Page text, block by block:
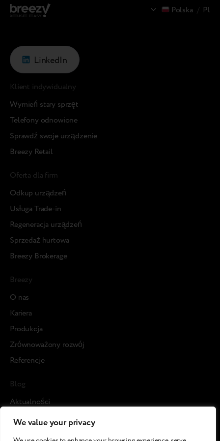
We value your privacy
Polska / Pl
LinkedIn
Klient indywidualny
Wymień stary sprzęt
Telefony odnowione
Sprawdź swoje urządzenie
Breezy Retail
Oferta dla firm
Odkup urządzeń
Usługa Trade-in
Regeneracja urządzeń
Sprzedaż hurtowa
Breezy Brokerage
Breezy
О nas
Kariera
Produkcja
Zrównoważony rozwój
Referencje
Blog
Aktualności
Studia przypadku